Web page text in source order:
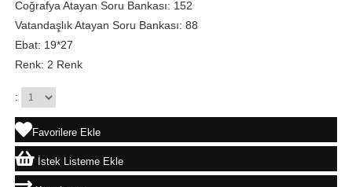
Coğrafya Atayan Soru Bankası: 152
Vatandaşlık Atayan Soru Bankası: 88
Ebat: 19*27
Renk: 2 Renk
:
Favorilere Ekle
İstek Listeme Ekle